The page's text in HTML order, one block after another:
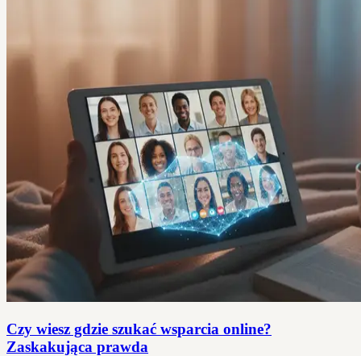
Czy wiesz gdzie szukać wsparcia online?
Zaskakująca prawda